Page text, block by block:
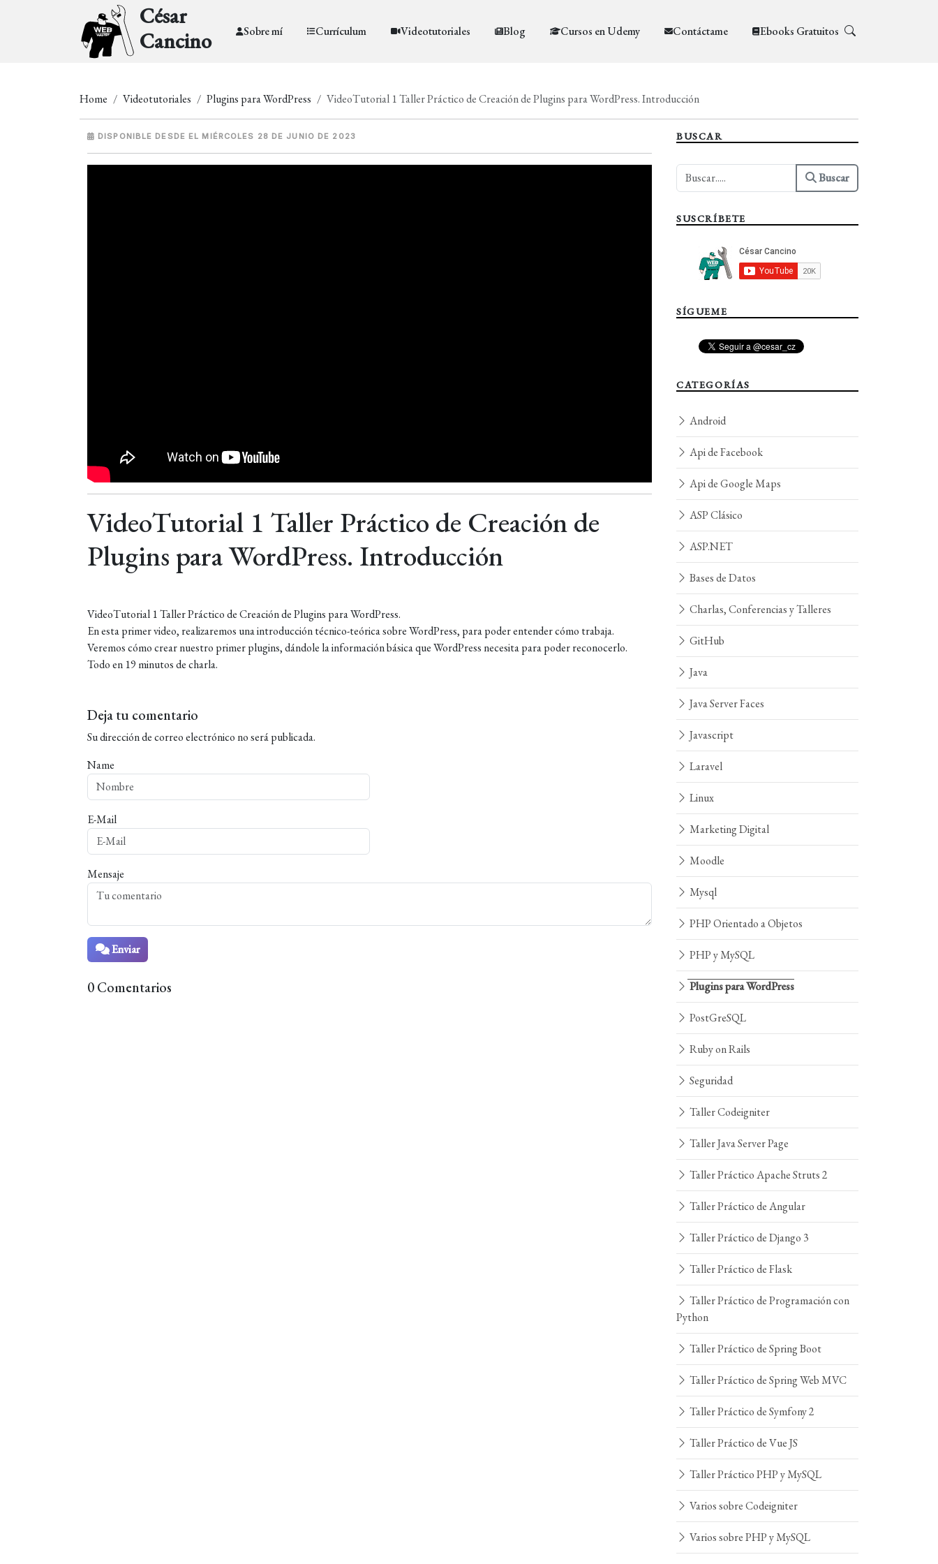
César
Cancino
Sobre mí Currículum Videotutoriales Blog Cursos en Udemy Contáctame Ebooks Gratuitos
Home Videotutoriales Plugins para WordPress VideoTutorial 1 Taller Práctico de Creación de Plugins para WordPress. Introducción
DISPONIBLE DESDE EL MIÉRCOLES 28 DE JUNIO DE 2023
VideoTutorial 1 Taller Práctico de Creación de
Plugins para WordPress. Introducción
VideoTutorial 1 Taller Práctico de Creación de Plugins para WordPress.
En esta primer video, realizaremos una introducción técnico-teórica sobre WordPress, para poder entender cómo trabaja.
Veremos cómo crear nuestro primer plugins, dándole la información básica que WordPress necesita para poder reconocerlo.
Todo en 19 minutos de charla.
Deja tu comentario
Su dirección de correo electrónico no será publicada.
Name
E-Mail
Mensaje
Enviar
0 Comentarios
BUSCAR
Buscar
SUSCRÍBETE
SÍGUEME
CATEGORÍAS
Android
Api de Facebook
Api de Google Maps
ASP Clásico
ASP.NET
Bases de Datos
Charlas, Conferencias y Talleres
GitHub
Java
Java Server Faces
Javascript
Laravel
Linux
Marketing Digital
Moodle
Mysql
PHP Orientado a Objetos
PHP y MySQL
Plugins para WordPress
PostGreSQL
Ruby on Rails
Seguridad
Taller Codeigniter
Taller Java Server Page
Taller Práctico Apache Struts 2
Taller Práctico de Angular
Taller Práctico de Django 3
Taller Práctico de Flask
Taller Práctico de Programación con
Python
Taller Práctico de Spring Boot
Taller Práctico de Spring Web MVC
Taller Práctico de Symfony 2
Taller Práctico de Vue JS
Taller Práctico PHP y MySQL
Varios sobre Codeigniter
Varios sobre PHP y MySQL